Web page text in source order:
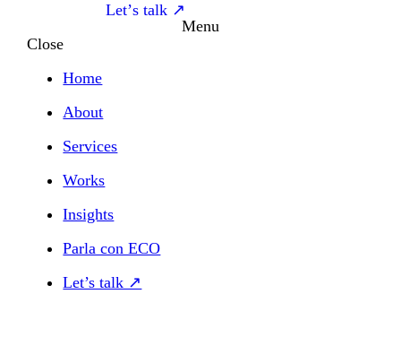
Let’s talk ↗
Menu
Close
Home
About
Services
Works
Insights
Parla con ECO
Let’s talk ↗